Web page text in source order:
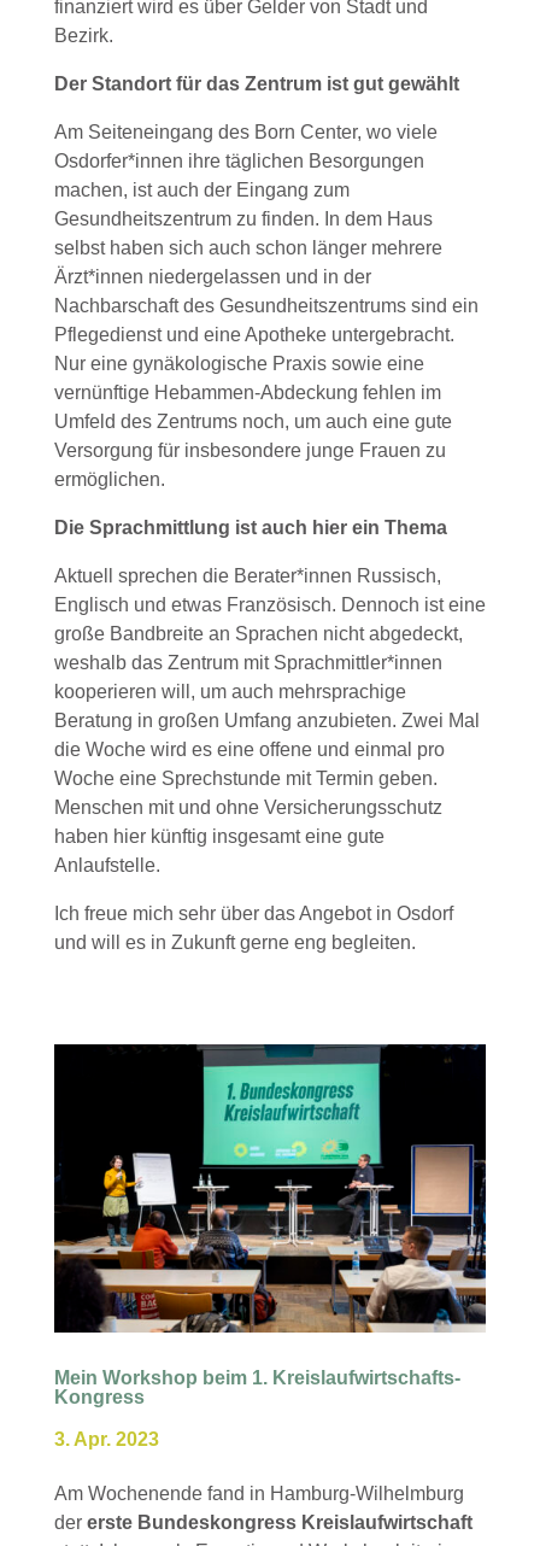
finanziert wird es über Gelder von Stadt und
Bezirk.
Der Standort für das Zentrum ist gut gewählt
Am Seiteneingang des Born Center, wo viele
Osdorfer*innen ihre täglichen Besorgungen
machen, ist auch der Eingang zum
Gesundheitszentrum zu finden. In dem Haus
selbst haben sich auch schon länger mehrere
Ärzt*innen niedergelassen und in der
Nachbarschaft des Gesundheitszentrums sind ein
Pflegedienst und eine Apotheke untergebracht.
Nur eine gynäkologische Praxis sowie eine
vernünftige Hebammen-Abdeckung fehlen im
Umfeld des Zentrums noch, um auch eine gute
Versorgung für insbesondere junge Frauen zu
ermöglichen.
Die Sprachmittlung ist auch hier ein Thema
Aktuell sprechen die Berater*innen Russisch,
Englisch und etwas Französisch. Dennoch ist eine
große Bandbreite an Sprachen nicht abgedeckt,
weshalb das Zentrum mit Sprachmittler*innen
kooperieren will, um auch mehrsprachige
Beratung in großen Umfang anzubieten. Zwei Mal
die Woche wird es eine offene und einmal pro
Woche eine Sprechstunde mit Termin geben.
Menschen mit und ohne Versicherungsschutz
haben hier künftig insgesamt eine gute
Anlaufstelle.
Ich freue mich sehr über das Angebot in Osdorf
und will es in Zukunft gerne eng begleiten.
Mein Workshop beim 1. Kreislaufwirtschafts-
Kongress
3. Apr. 2023
Am Wochenende fand in Hamburg-Wilhelmburg
der erste Bundeskongress Kreislaufwirtschaft